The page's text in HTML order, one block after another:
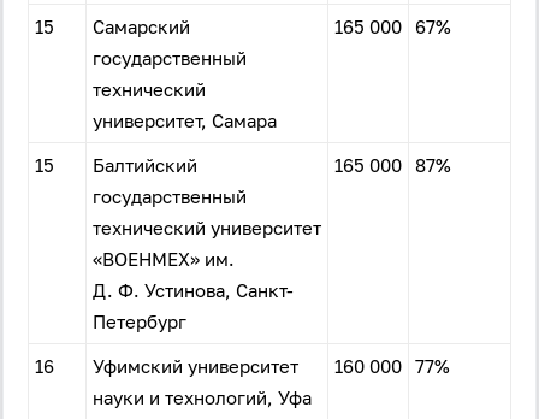
15
Самарский
государственный
технический
университет, Самара
165 000 67%
15
Балтийский
государственный
технический университет
«ВОЕНМЕХ» им.
Д. Ф. Устинова, Санкт-
Петербург
165 000 87%
16
Уфимский университет
науки и технологий, Уфа
160 000 77%